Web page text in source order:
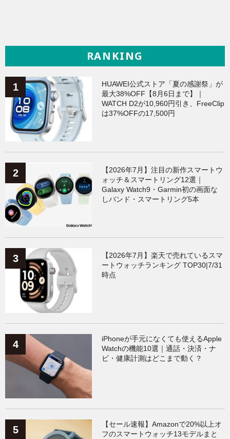
RANKING
HUAWEI公式ストア「夏の感謝祭」が
最大38%OFF【8月6日まで】｜
WATCH D2が10,960円引き、FreeClip
は37%OFFの17,500円
【2026年7月】注目の新作スマートウ
ォッチ＆スマートリング12選｜
Galaxy Watch9・Garmin初の画面な
しバンド・スマートリング5本
【2026年7月】楽天で売れているスマ
ートウォッチランキング TOP30|7/31
時点
iPhoneが手元になくても使えるApple
Watchの機能10選｜通話・決済・ナ
ビ・健康計測はどこまで動く？
【セール速報】Amazonで20%以上オ
フのスマートウォッチ13モデルまと